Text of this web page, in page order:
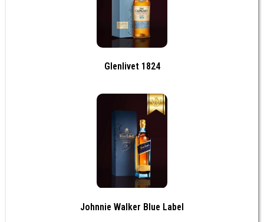
Glenlivet 1824
Johnnie Walker Blue Label